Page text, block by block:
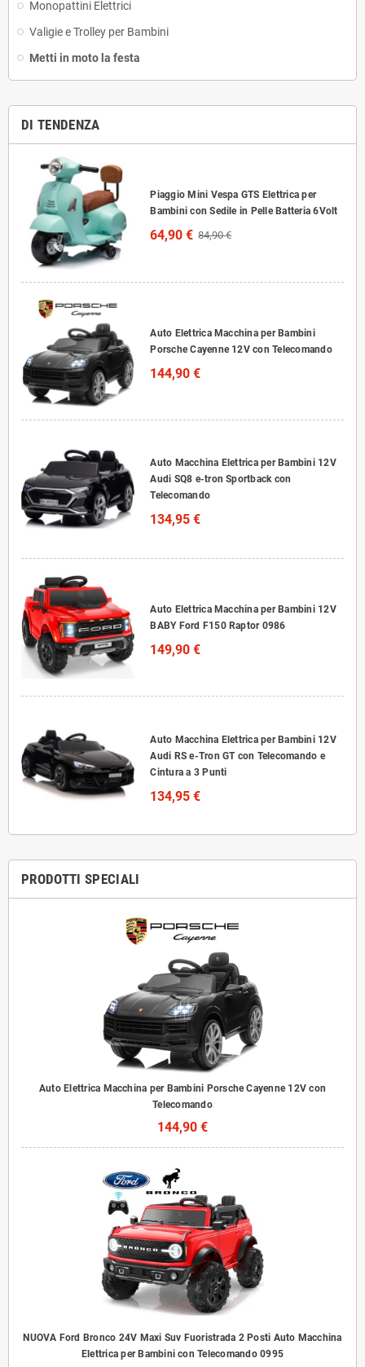
Monopattini Elettrici
Valigie e Trolley per Bambini
Metti in moto la festa
DI TENDENZA
Piaggio Mini Vespa GTS Elettrica per
Bambini con Sedile in Pelle Batteria 6Volt
64,90 € 84,90 €
Auto Elettrica Macchina per Bambini
Porsche Cayenne 12V con Telecomando
144,90 €
Auto Macchina Elettrica per Bambini 12V
Audi SQ8 e-tron Sportback con
Telecomando
134,95 €
Auto Elettrica Macchina per Bambini 12V
BABY Ford F150 Raptor 0986
149,90 €
Auto Macchina Elettrica per Bambini 12V
Audi RS e-Tron GT con Telecomando e
Cintura a 3 Punti
134,95 €
PRODOTTI SPECIALI
Auto Elettrica Macchina per Bambini Porsche Cayenne 12V con
Telecomando
144,90 €
NUOVA Ford Bronco 24V Maxi Suv Fuoristrada 2 Posti Auto Macchina
Elettrica per Bambini con Telecomando 0995